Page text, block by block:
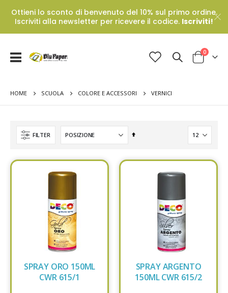
Ottieni lo sconto di benvenuto del 10% sul primo ordine.
Iscriviti alla newsletter per ricevere il codice. Iscriviti!
Toggle
Cart
0Prodotti
HOME SCUOLA COLORE E ACCESSORI VERNICI
FILTER
Set
SPRAY ORO 150ML
CWR 615/1
SPRAY ARGENTO
150ML CWR 615/2